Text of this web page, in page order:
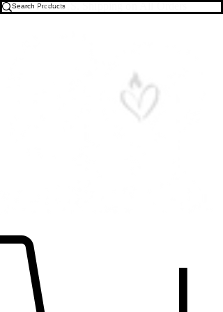
Free U.S. Shipping on All Orders